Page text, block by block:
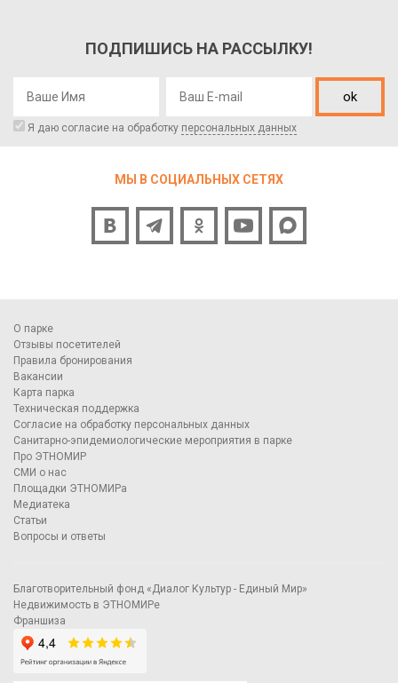
ПОДПИШИСЬ НА РАССЫЛКУ!
ok
Я даю согласие на обработку персональных данных
МЫ В СОЦИАЛЬНЫХ СЕТЯХ
О парке
Отзывы посетителей
Правила бронирования
Вакансии
Карта парка
Техническая поддержка
Согласие на обработку персональных данных
Санитарно-эпидемиологические мероприятия в парке
Про ЭТНОМИР
СМИ о нас
Площадки ЭТНОМИРа
Медиатека
Статьи
Вопросы и ответы
Благотворительный фонд «Диалог Культур - Единый Мир»
Недвижимость в ЭТНОМИРе
Франшиза